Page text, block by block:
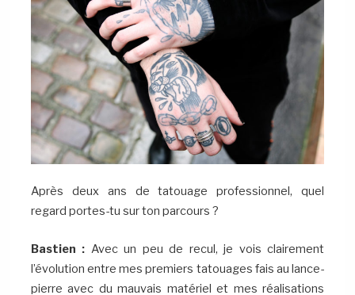
Après deux ans de tatouage professionnel, quel
regard portes-tu sur ton parcours ?
Bastien : Avec un peu de recul, je vois clairement
l’évolution entre mes premiers tatouages fais au lance-
pierre avec du mauvais matériel et mes réalisations